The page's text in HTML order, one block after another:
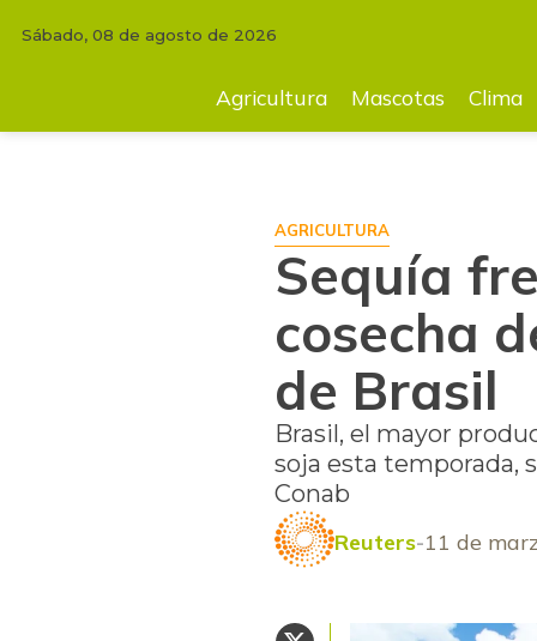
Sequía frena las perspectivas de la cosecha
Sábado, 08 de agosto de 2026
Agricultura Mascotas Clima
AGRICULTURA
Sequía
cosecha
de Brasil
Brasil, el mayor
soja esta temporada,
Conab
Reuters 11 de